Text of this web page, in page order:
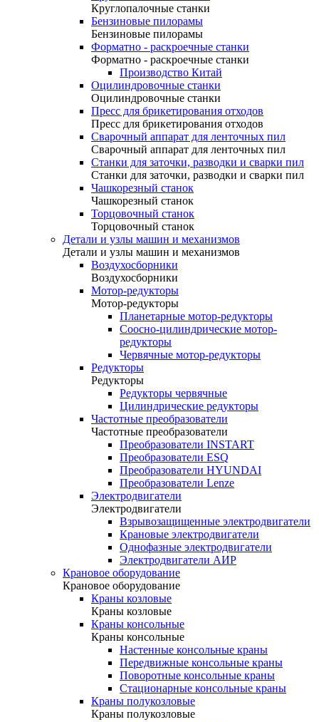
Круглопалочные станки
Бензиновые пилорамы
Бензиновые пилорамы
Форматно - раскроечные станки
Форматно - раскроечные станки
Производство Китай
Оцилиндровочные станки
Оцилиндровочные станки
Пресс для брикетирования отходов
Пресс для брикетирования отходов
Сварочный аппарат для ленточных пил
Сварочный аппарат для ленточных пил
Станки для заточки, разводки и сварки пил
Станки для заточки, разводки и сварки пил
Чашкорезный станок
Чашкорезный станок
Торцовочный станок
Торцовочный станок
Детали и узлы машин и механизмов
Детали и узлы машин и механизмов
Воздухосборники
Воздухосборники
Мотор-редукторы
Мотор-редукторы
Планетарные мотор-редукторы
Соосно-цилиндрические мотор-
редукторы
Червячные мотор-редукторы
Редукторы
Редукторы
Редукторы червячные
Цилиндрические редукторы
Частотные преобразователи
Частотные преобразователи
Преобразователи INSTART
Преобразователи ESQ
Преобразователи HYUNDAI
Преобразователи Lenze
Электродвигатели
Электродвигатели
Взрывозащищенные электродвигатели
Крановые электродвигатели
Однофазные электродвигатели
Электродвигатели АИР
Крановое оборудование
Крановое оборудование
Краны козловые
Краны козловые
Краны консольные
Краны консольные
Настенные консольные краны
Передвижные консольные краны
Поворотные консольные краны
Стационарные консольные краны
Краны полукозловые
Краны полукозловые